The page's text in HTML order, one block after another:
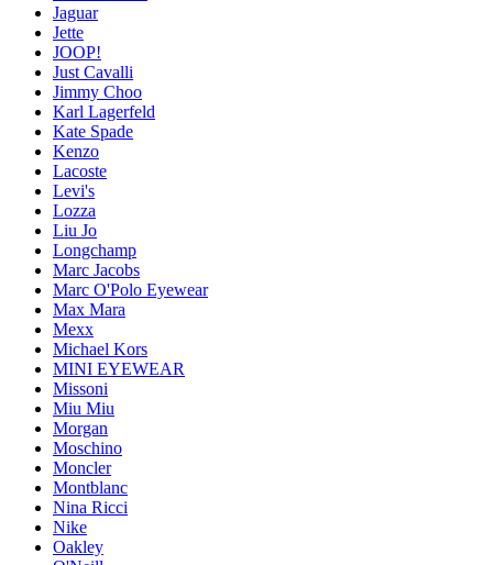
Jaguar
Jette
JOOP!
Just Cavalli
Jimmy Choo
Karl Lagerfeld
Kate Spade
Kenzo
Lacoste
Levi's
Lozza
Liu Jo
Longchamp
Marc Jacobs
Marc O'Polo Eyewear
Max Mara
Mexx
Michael Kors
MINI EYEWEAR
Missoni
Miu Miu
Morgan
Moschino
Moncler
Montblanc
Nina Ricci
Nike
Oakley